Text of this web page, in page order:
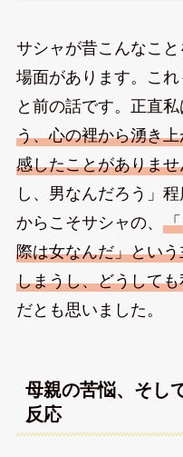
サシャが昔こんなこ
場面があります。こ
と前の話です。正直私
う、心の裡から湧き
感したことがありませ
し、男なんだろう」
からこそサシャの、
際は女なんだ」とい
しまうし、どうして
だとも思いました。
母親の苦悩、そし
反応